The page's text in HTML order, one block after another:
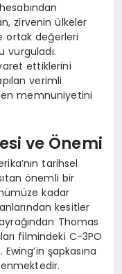
zirvenin ülkeler
ortak değerleri
vurguladı.
ettiklerini
verimli
memnuniyetini
ve Önemi
tarihsel
önemli bir
kadar
kesitler
Thomas
filmindeki C-3PO
şapkasına